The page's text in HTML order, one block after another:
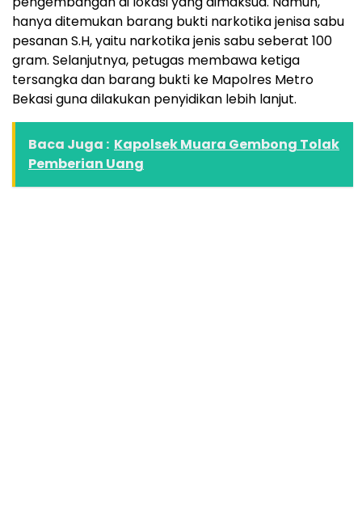
hanya ditemukan barang bukti narkotika jenisa sabu
pesanan S.H, yaitu narkotika jenis sabu seberat 100
gram. Selanjutnya, petugas membawa ketiga
tersangka dan barang bukti ke Mapolres Metro
Bekasi guna dilakukan penyidikan lebih lanjut.
Baca Juga : Kapolsek Muara Gembong Tolak
Pemberian Uang